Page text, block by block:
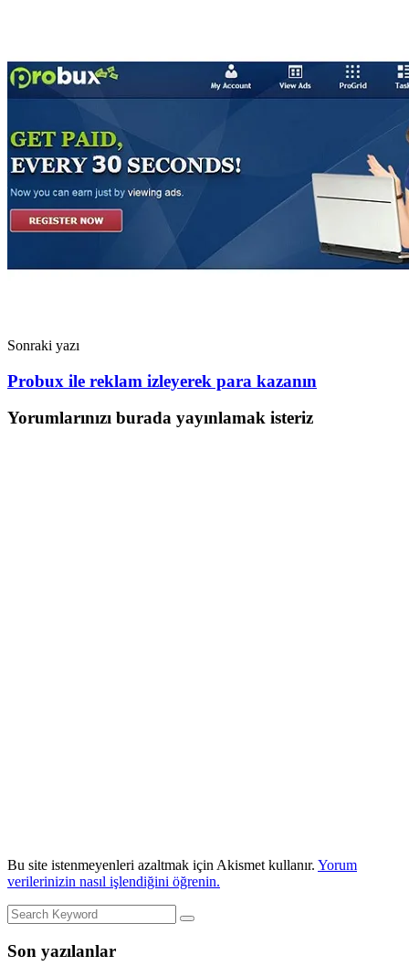
Sonraki yazı
Probux ile reklam izleyerek para kazanın
Yorumlarınızı burada yayınlamak isteriz
Bu site istenmeyenleri azaltmak için Akismet kullanır. Yorum
verilerinizin nasıl işlendiğini öğrenin.
Son yazılanlar